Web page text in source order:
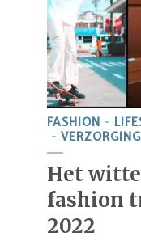
FASHION
VERZORGING
Het
fashion
2022